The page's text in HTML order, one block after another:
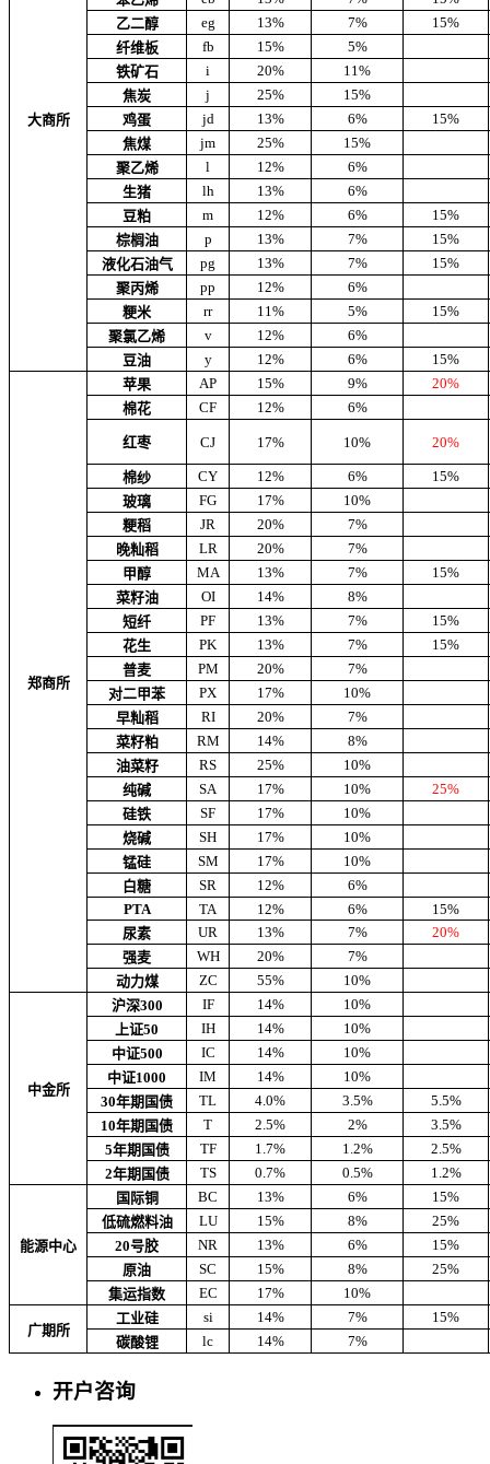
大商所
乙二醇
eg 13% 7%
15%
纤维板
fb 15%
5%
铁矿石
i 20%
11%
焦炭
j 25%
15%
鸡蛋
jd 13% 6%
15%
焦煤
jm 25%
15%
聚乙烯
l 12%
6%
生猪
lh 13%
6%
豆粕
m 12% 6%
15%
棕榈油
p 13% 7%
15%
液化石油气
pg 13% 7%
15%
聚丙烯
pp 12%
6%
粳米
rr 11% 5%
15%
聚氯乙烯
v 12%
6%
豆油
y 12% 6% 15%
郑商所
苹果 AP 15% 9%
20%
棉花
CF 12% 6%
红枣 CJ 17% 10% 20%
棉纱 CY 12% 6%
15%
玻璃
FG 17%
10%
粳稻
JR 20%
7%
晚籼稻
LR 20%
7%
甲醇
MA 13% 7%
15%
菜籽油
OI 14%
8%
短纤
PF 13% 7%
15%
花生
PK 13% 7%
15%
普麦
PM 20%
7%
对二甲苯
PX 17%
10%
早籼稻
RI 20%
7%
菜籽粕
RM 14%
8%
油菜籽
RS 25%
10%
纯碱
SA 17% 10%
25%
硅铁
SF 17%
10%
烧碱
SH 17%
10%
锰硅
SM 17%
10%
白糖
SR 12%
6%
PTA
TA 12% 6%
15%
尿素
UR 13% 7%
20%
强麦
WH 20%
7%
动力煤
ZC 55% 10%
中金所
沪深300 IF 14%
10%
上证50
IH 14%
10%
中证500
IC 14%
10%
中证1000
IM 14%
10%
30年期国债
TL 4.0% 3.5%
5.5%
10年期国债
T 2.5% 2%
3.5%
5年期国债
TF 1.7% 1.2%
2.5%
2年期国债
TS 0.7% 0.5% 1.2%
能源中心
国际铜 BC 13% 6%
15%
低硫燃料油
LU 15% 8%
25%
20号胶
NR 13% 6%
15%
原油
SC 15% 8%
25%
集运指数
EC 17% 10%
广期所
工业硅 si 14% 7%
15%
碳酸锂
lc 14% 7%
开户咨询